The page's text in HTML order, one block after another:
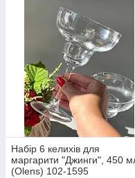
Набір 6 келихів для
маргарити "Джинги", 450
(Olens) 102-1595